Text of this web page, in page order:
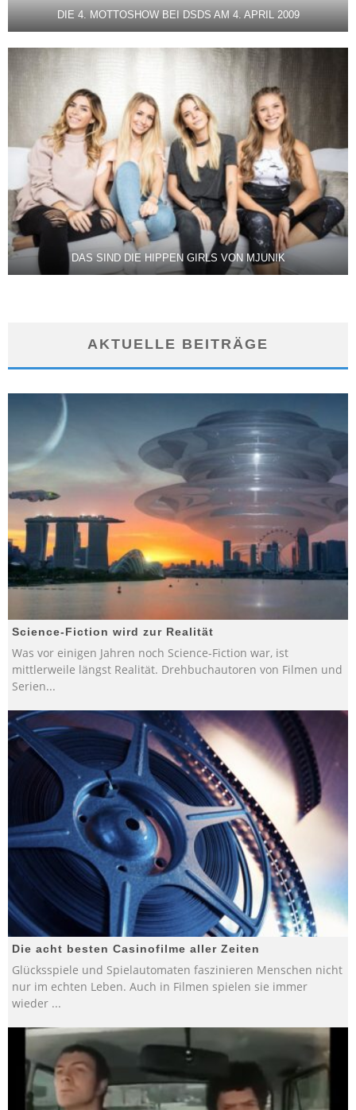
DIE 4. MOTTOSHOW BEI DSDS AM 4. APRIL 2009
DAS SIND DIE HIPPEN GIRLS VON MJUNIK
AKTUELLE BEITRÄGE
Science-Fiction wird zur Realität
Was vor einigen Jahren noch Science-Fiction war, ist
mittlerweile längst Realität. Drehbuchautoren von Filmen und
Serien...
Die acht besten Casinofilme aller Zeiten
Glücksspiele und Spielautomaten faszinieren Menschen nicht
nur im echten Leben. Auch in Filmen spielen sie immer
wieder ...